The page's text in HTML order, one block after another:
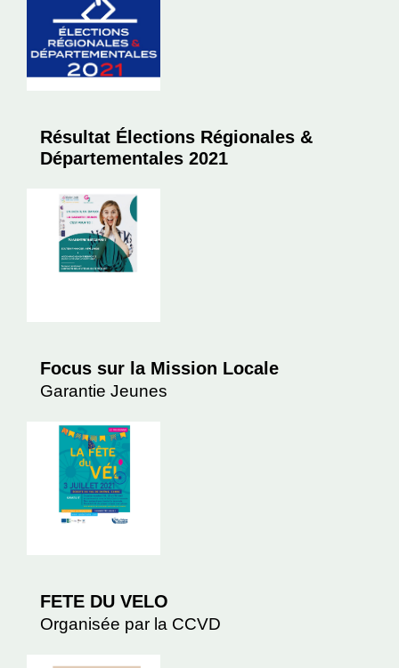
Résultat Élections Régionales &
Départementales 2021
Focus sur la Mission Locale
Garantie Jeunes
FETE DU VELO
Organisée par la CCVD